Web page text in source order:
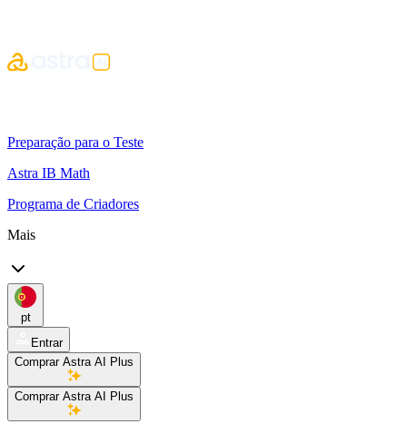
Preparação para o Teste
Astra IB Math
Programa de Criadores
Mais
pt
Entrar
Comprar Astra AI Plus
Comprar Astra AI Plus